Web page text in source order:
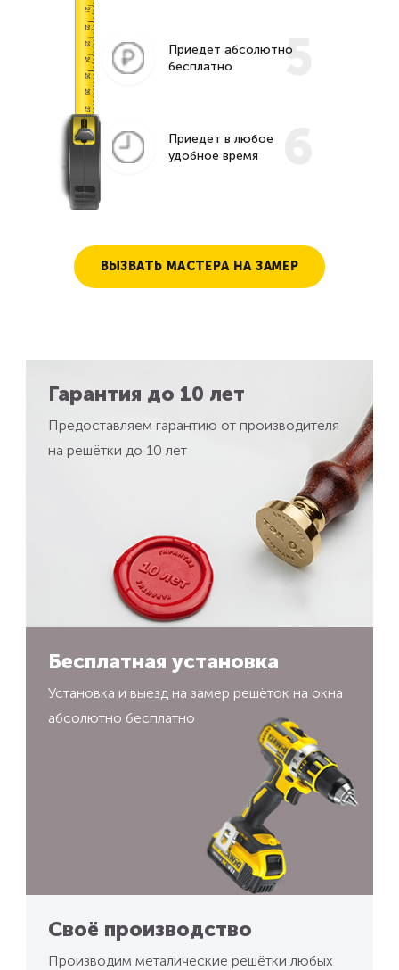
5
Приедет абсолютно
бесплатно
Приедет в любое
удобное время
ВЫЗВАТЬ МАСТЕРА НА ЗАМЕР
Гарантия до 10 лет
Предоставляем гарантию от производителя
на решётки до 10 лет
Бесплатная установка
Установка и выезд на замер решёток на окна
абсолютно бесплатно
Своё производство
Производим металические решётки любых